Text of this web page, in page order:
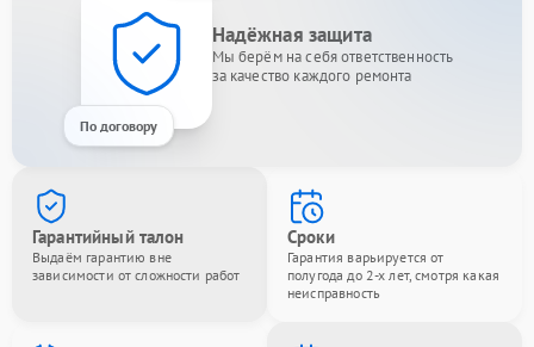
По договору
Надёжная защита
Мы берём на себя ответственность
за качество каждого ремонта
Гарантийный талон
Выдаём гарантию вне
зависимости от сложности работ
Сроки
Гарантия варьируется от
полугода до 2-х лет, смотря какая
неисправность